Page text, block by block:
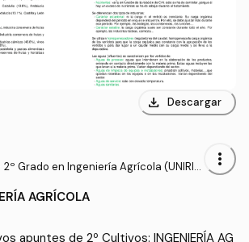
download Descargar
2º Grado en Ingeniería Agrícola (UNIRIO
more_vert
AGRÍCOLA
apuntes de 2º Cultivos: INGENIERÍA AG